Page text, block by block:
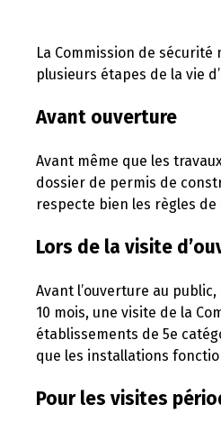
La Commission de sécurité
plusieurs étapes de la vie
Avant ouverture
Avant même que les
dossier de permis de
respecte bien les règles
Lors de la visite
Avant l’ouverture au
10 mois, une visite de la
établissements de 5e
que les installations
Pour les visites